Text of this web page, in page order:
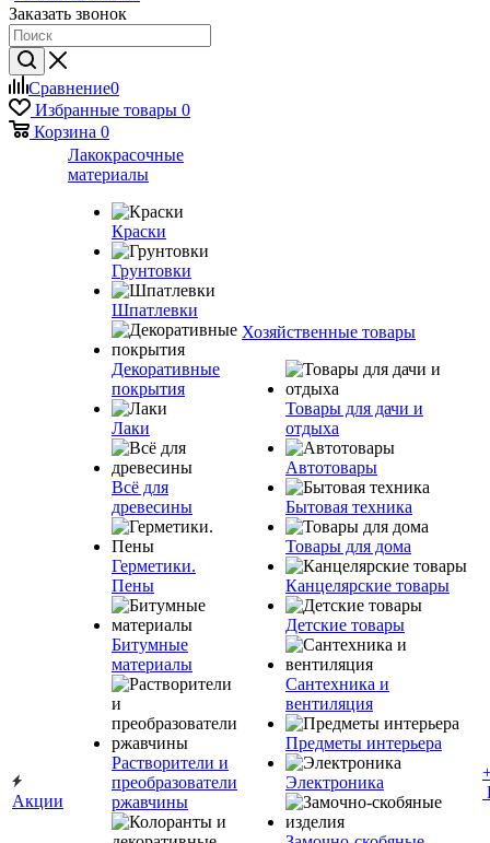
Заказать звонок
Сравнение0
Избранные товары 0
Корзина 0
Акции
Лакокрасочные
материалы
Краски
Грунтовки
Шпатлевки
Декоративные
покрытия
Лаки
Всё для
древесины
Герметики.
Пены
Битумные
материалы
Растворители и
преобразователи
ржавчины
Хозяйственные товары
Товары для дачи и
отдыха
Автотовары
Бытовая техника
Товары для дома
Канцелярские товары
Детские товары
Сантехника и
вентиляция
Предметы интерьера
Электроника